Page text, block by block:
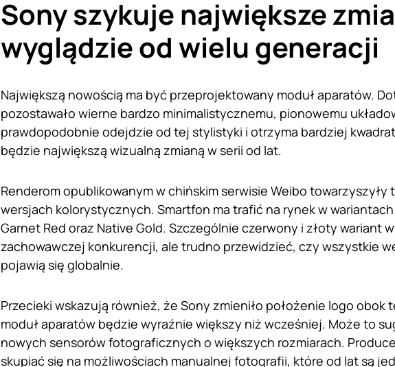
Sony szykuje największe
wyglądzie od wielu generacji
Największą nowością ma być przeprojektowany moduł aparatów.
pozostawało wierne bardzo minimalistycznemu, pionowemu
prawdopodobnie odejdzie od tej stylistyki i otrzyma bardziej
będzie największą wizualną zmianą w serii od lat.
Renderom opublikowanym w chińskim serwisie Weibo
wersjach kolorystycznych. Smartfon ma trafić na rynek w
Garnet Red oraz Native Gold. Szczególnie czerwony i złoty wariant
zachowawczej konkurencji, ale trudno przewidzieć, czy wszystkie
pojawią się globalnie.
Przecieki wskazują również, że Sony zmieniło położenie logo obok
moduł aparatów będzie wyraźnie większy niż wcześniej. Może to
nowych sensorów fotograficznych o większych rozmiarach.
skupiać się na możliwościach manualnej fotografii, które od lat są